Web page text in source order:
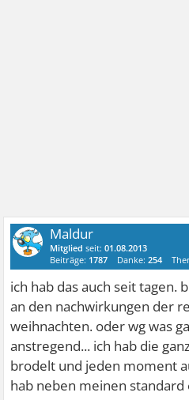
Maldur
Mitglied seit:01.08.2013
Beiträge: 1787 Danke:254
ich hab das auch seit tagen.
an den nachwirkungen der
weihnachten. oder wg was
anstregend... ich hab die
brodelt und jeden moment
hab neben meinen